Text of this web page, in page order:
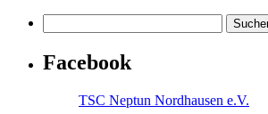
Facebook
TSC Neptun Nordhausen e.V.